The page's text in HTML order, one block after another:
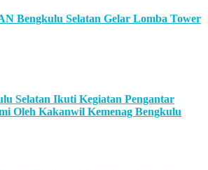
Bengkulu Selatan Gelar Lomba Tower
Selatan Ikuti Kegiatan Pengantar
Oleh Kakanwil Kemenag Bengkulu